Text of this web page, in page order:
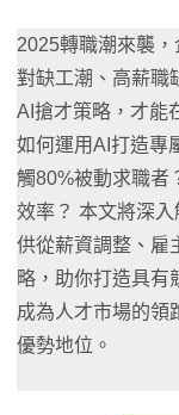
2025轉職潮來襲
對缺工潮、高薪職
AI搶才策略，才能
如何運用AI打造專
觸80%被動求職者
效率？ 本文將深
供從薪資調整、雇
略，助你打造具有
成為人才市場的領
優勢地位。